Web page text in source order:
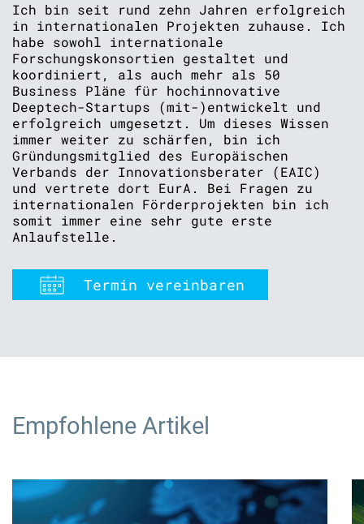
Ich bin seit rund zehn Jahren erfolgreich
in internationalen Projekten zuhause. Ich
habe sowohl internationale
Forschungskonsortien gestaltet und
koordiniert, als auch mehr als 50
Business Pläne für hochinnovative
Deeptech-Startups (mit-)entwickelt und
erfolgreich umgesetzt. Um dieses Wissen
immer weiter zu schärfen, bin ich
Gründungsmitglied des Europäischen
Verbands der Innovationsberater (EAIC)
und vertrete dort EurA. Bei Fragen zu
internationalen Förderprojekten bin ich
somit immer eine sehr gute erste
Anlaufstelle.
Termin vereinbaren
Empfohlene Artikel